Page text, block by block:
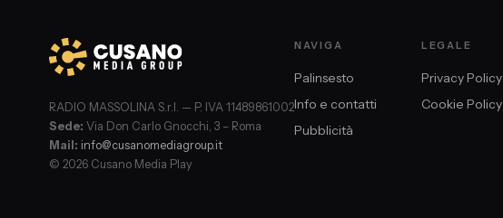
RADIO MASSOLINA S.r.l. — P. IVA 11489861002
Sede: Via Don Carlo Gnocchi, 3 – Roma
Mail: info@cusanomediagroup.it
© 2026 Cusano Media Play
NAVIGA
Palinsesto
Info e contatti
Pubblicità
LEGALE
Privacy Policy
Cookie Policy